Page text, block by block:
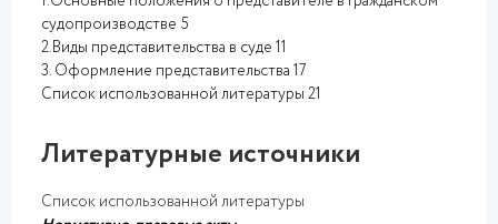
судопроизводстве 5
2.Виды представительства в суде 11
3. Оформление представительства 17
Список использованной литературы 21
Литературные источники
Список использованной литературы